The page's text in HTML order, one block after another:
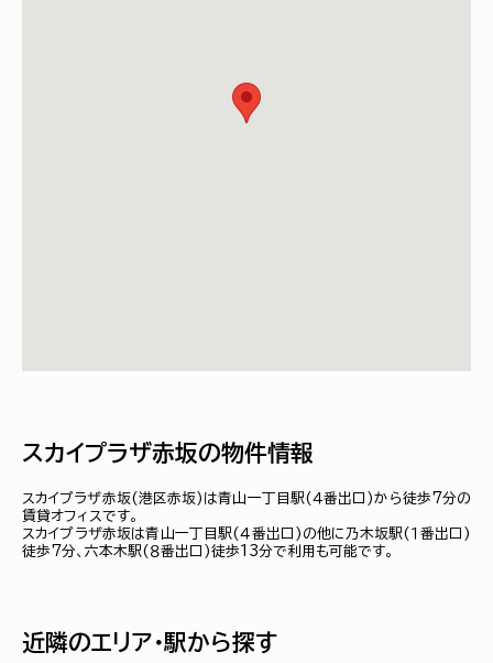
スカイプラザ赤坂の物件情報
スカイプラザ赤坂(港区赤坂)は青山一丁目駅(４番出口)から徒歩7分の
賃貸オフィスです。
スカイプラザ赤坂は青山一丁目駅(４番出口)の他に乃木坂駅(１番出口)
徒歩7分、六本木駅(８番出口)徒歩13分で利用も可能です。
近隣のエリア・駅から探す